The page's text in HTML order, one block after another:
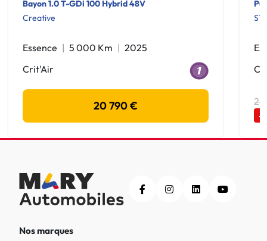
Bayon 1.0 T-GDi 100 Hybrid 48V
Creative
Essence 5 000 Km
2025
Crit'Air
20 790 €
-
Nos marques